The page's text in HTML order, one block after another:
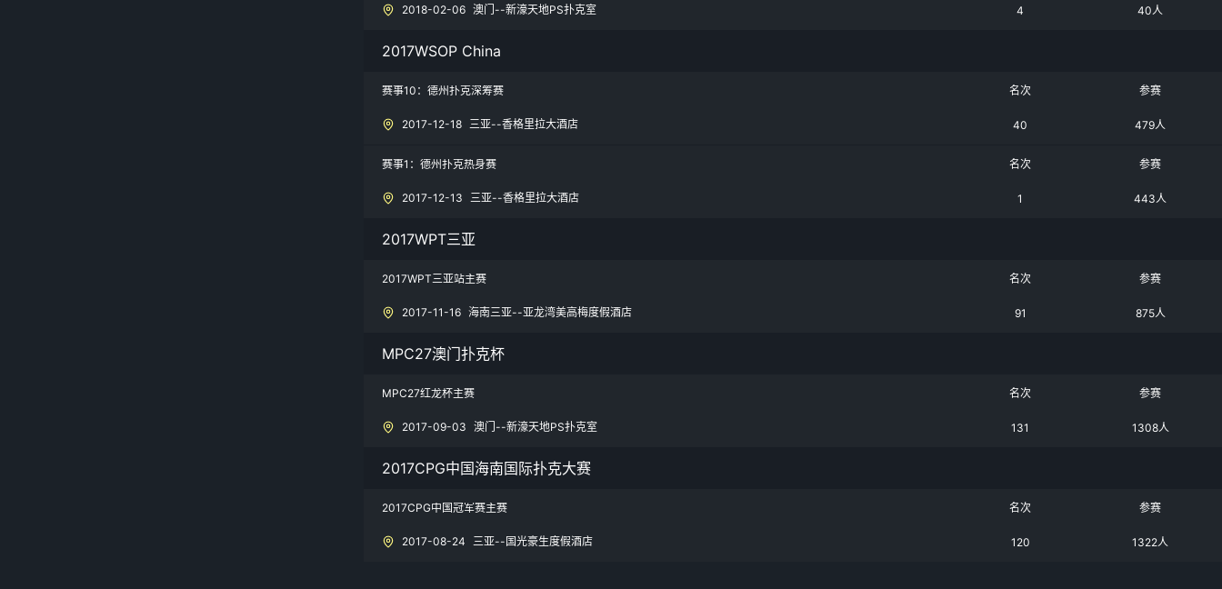
2018-02-06 澳门--新濠天地PS扑克室 4 40人
2017WSOP China
赛事10：德州扑克深筹赛
2017-12-18 三亚--香格里拉大酒店
名次
40
参赛
479人
赛事1：德州扑克热身赛
2017-12-13 三亚--香格里拉大酒店
名次
1
参赛
443人
2017WPT三亚
2017WPT三亚站主赛
2017-11-16 海南三亚--亚龙湾美高梅度假酒店
名次
91
参赛
875人
MPC27澳门扑克杯
MPC27红龙杯主赛
2017-09-03 澳门--新濠天地PS扑克室
名次
131
参赛
1308人
2017CPG中国海南国际扑克大赛
2017CPG中国冠军赛主赛
2017-08-24 三亚--国光豪生度假酒店
名次
120
参赛
1322人